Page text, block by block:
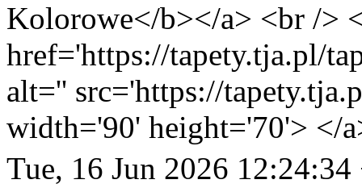
Kolorowe</b></a> <br />
href='https://tapety.tja.pl/
alt='' src='https://
width='90' height='70'> </
Tue, 16 Jun 2026 12:24:34